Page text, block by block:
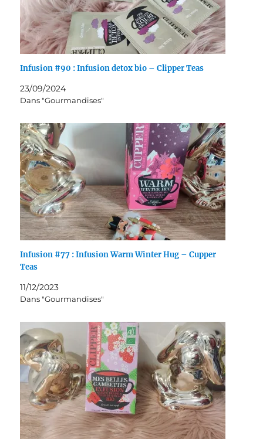
Infusion #90 : Infusion detox bio – Clipper Teas
23/09/2024
Dans "Gourmandises"
Infusion #77 : Infusion Warm Winter Hug – Cupper
Teas
11/12/2023
Dans "Gourmandises"